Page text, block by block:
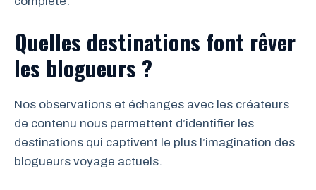
Quelles destinations font rêver
les blogueurs ?
Nos observations et échanges avec les créateurs
de contenu nous permettent d’identifier les
destinations qui captivent le plus l’imagination des
blogueurs voyage actuels.